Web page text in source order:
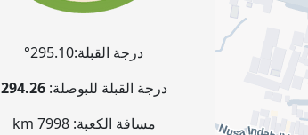
درجة القبلة:295.10°
درجة القبلة للبوصلة:294.26
مسافة الكعبة:7998 km